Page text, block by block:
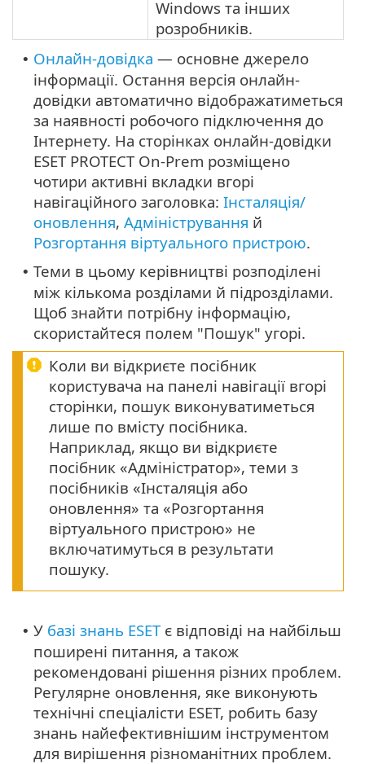
Windows та інших
розробників.
• Онлайн-довідка — основне джерело
інформації. Остання версія онлайн-
довідки автоматично відображатиметься
за наявності робочого підключення до
Інтернету. На сторінках онлайн-довідки
ESET PROTECT On-Prem розміщено
чотири активні вкладки вгорі
навігаційного заголовка: Інсталяція/
оновлення, Адміністрування й
Розгортання віртуального пристрою.
• Теми в цьому керівництві розподілені
між кількома розділами й підрозділами.
Щоб знайти потрібну інформацію,
скористайтеся полем "Пошук" угорі.
Коли ви відкриєте посібник
користувача на панелі навігації вгорі
сторінки, пошук виконуватиметься
лише по вмісту посібника.
Наприклад, якщо ви відкриєте
посібник «Адміністратор», теми з
посібників «Інсталяція або
оновлення» та «Розгортання
віртуального пристрою» не
включатимуться в результати
пошуку.
• У базі знань ESETє відповіді на найбільш
поширені питання, а також
рекомендовані рішення різних проблем.
Регулярне оновлення, яке виконують
технічні спеціалісти ESET, робить базу
знань найефективнішим інструментом
для вирішення різноманітних проблем.